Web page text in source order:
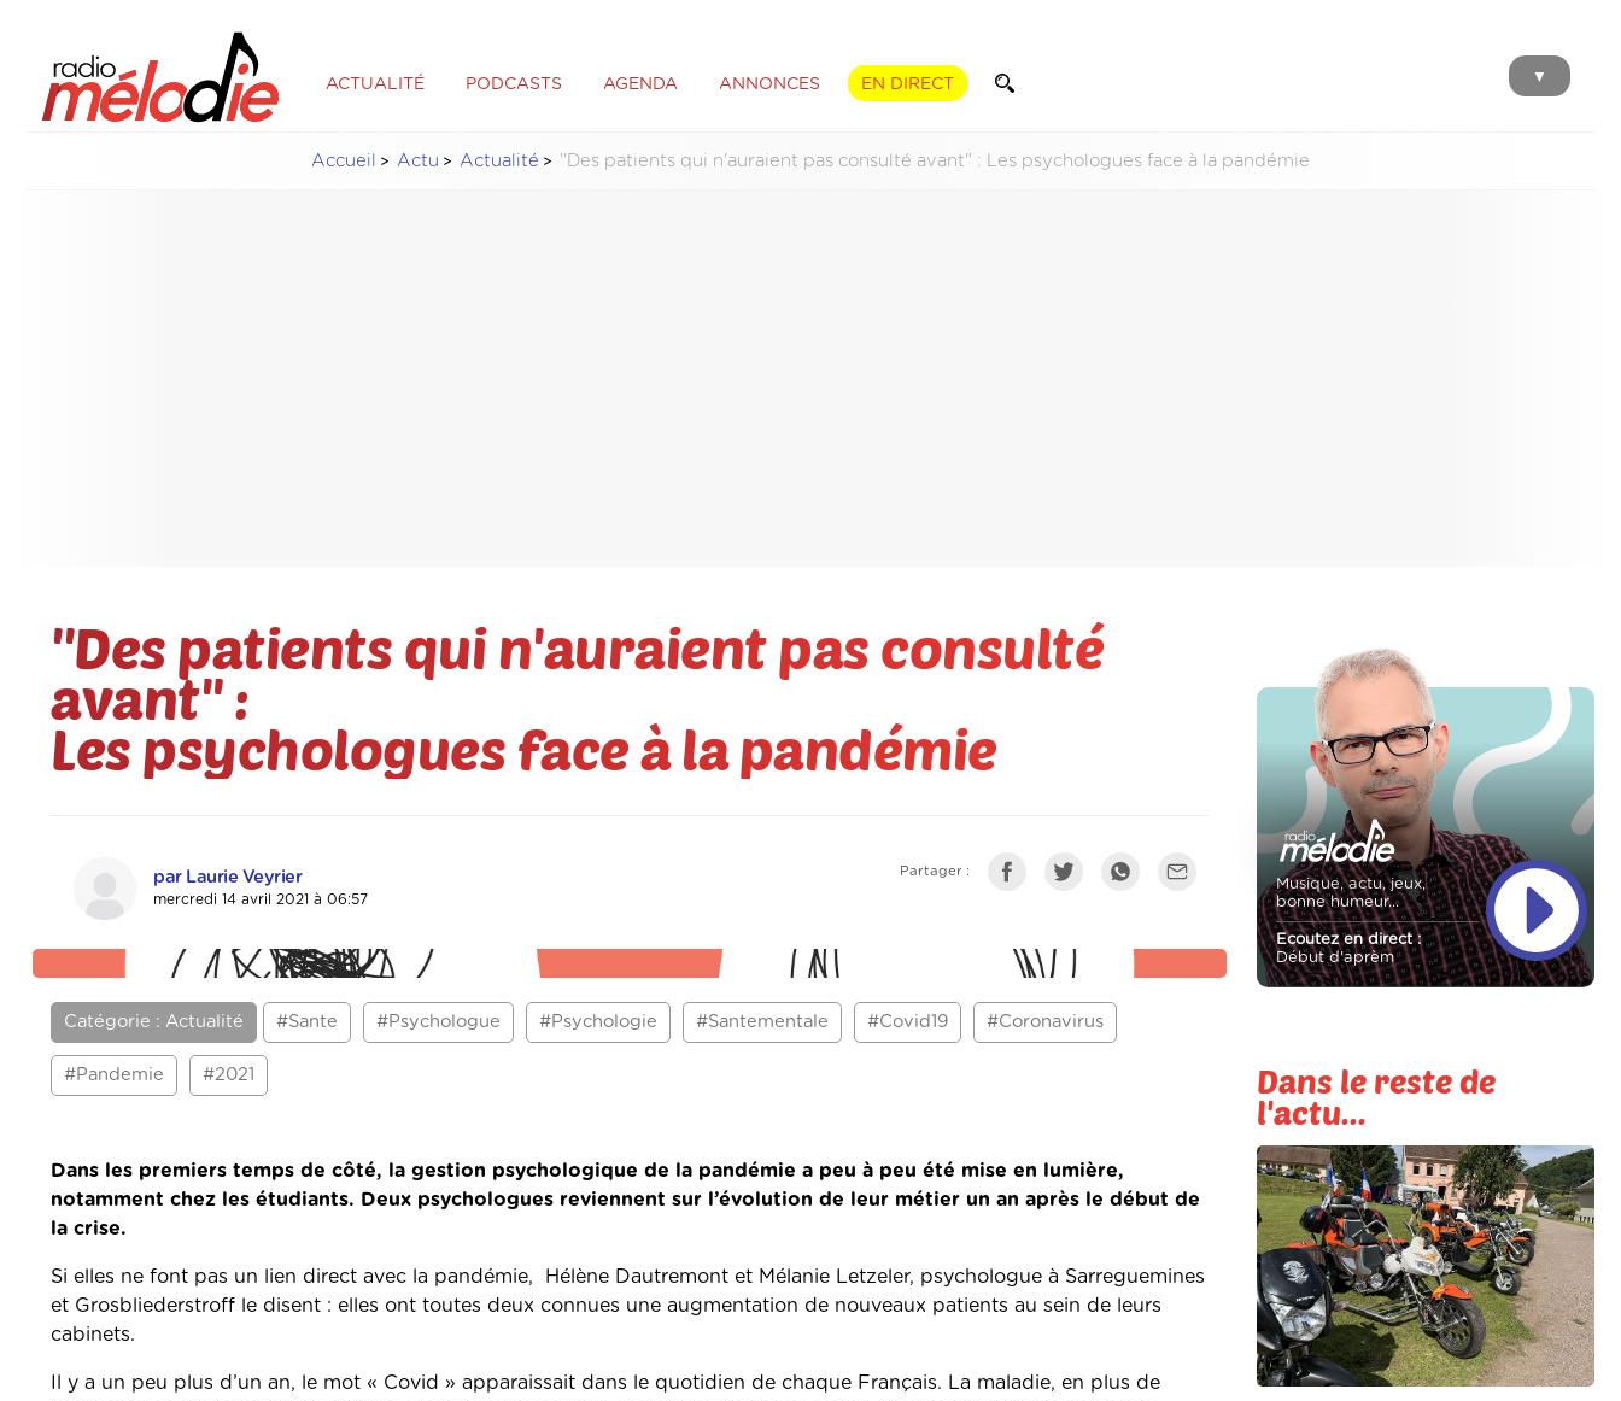
ACTUALITÉ PODCASTS AGENDA ANNONCES EN DIRECT ▼
Accueil Actu Actualité ''Des patients qui n'auraient pas consulté avant" : Les psychologues face à la pandémie
''Des patients qui n'auraient pas consulté
avant" :
Les psychologues face à la pandémie
par Laurie Veyrier
mercredi 14 avril 2021 à 06:57
Partager :
Les psychologues face à la pandémie" />
Catégorie : Actualité #Sante #Psychologue #Psychologie #Santementale #Covid19 #Coronavirus
#Pandemie #2021
Dans les premiers temps de côté, la gestion psychologique de la pandémie a peu à peu été mise en lumière,
notamment chez les étudiants. Deux psychologues reviennent sur l’évolution de leur métier un an après le début de
la crise.
Si elles ne font pas un lien direct avec la pandémie, Hélène Dautremont et Mélanie Letzeler, psychologue à Sarreguemines
et Grosbliederstroff le disent : elles ont toutes deux connues une augmentation de nouveaux patients au sein de leurs
cabinets.
Il y a un peu plus d’un an, le mot « Covid » apparaissait dans le quotidien de chaque Français. La maladie, en plus de
Musique, actu, jeux,
bonne humeur...
Ecoutez en direct :
Début d'aprèm
Dans le reste de
l'actu...